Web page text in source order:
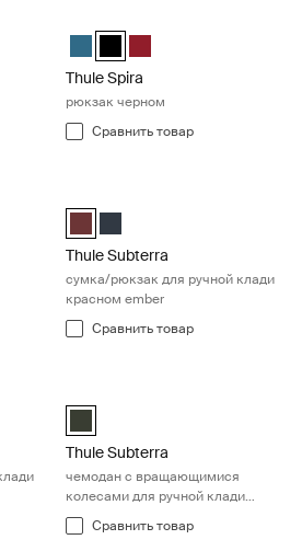
(selected)
Red Spira Backpack Legion blue
Spira Backpack Чёрный
Spira Backpack Rio Red
Thule Spira
рюкзак черном
Сравнить товар
Red (selected)
Thule Subterra convertible
Thule Subterra convertible
Thule Subterra
сумка/рюкзак для ручной клади
красном ember
Сравнить товар
carry-on Ярко-красный
carry-on Mineral (selected)
Thule Subterra carry on spinner
Thule Subterra
чемодан с вращающимися
колесами для ручной клади
зеленом темный лес
Сравнить товар